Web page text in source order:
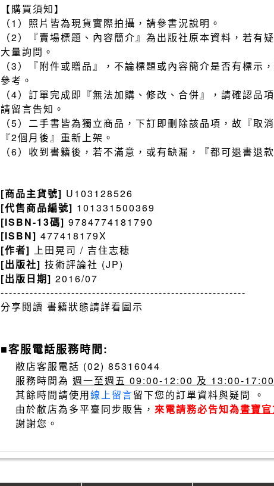
【購買須知】
（1）照片皆為現貨實際拍攝，請參書況說明。
（2）『賣場標題、內容簡介』為出版社原本資料，若有
大量詢問。
（3）『附件或贈品』，不論標題或內容簡介是否有標示
參考。
（4）訂單完成即『無法加購、修改、合併』，請確認品
請留言告知。
（5）二手書皆為獨立商品，下訂即刪除該品項，故『取
『2個月後』重新上架。
（6）收到書籍後，若不滿意，或有缺漏，『都可退書退款
[商品主貨號] U103128526
[代售商品編號] 101331500369
[ISBN-13碼] 9784774181790
[ISBN] 477418179X
[作者] 上田晃司 / 吉住志穂
[出版社] 技術評論社 (JP)
[出版日期] 2016/07
-----------------------------------------------------------
分享閱讀 書籍狀態請詳看圖示
■客服電話服務時間:
敝店客服電話 (02) 85316044
服務時間為 週一至週五 09:00-12:00 及 13:00-17:00
其餘時間請使用線上留言留下您的訂單資料與疑問 。
由於敝店為多平臺同步販售， 來電請務必告知為書寶
謝謝您。